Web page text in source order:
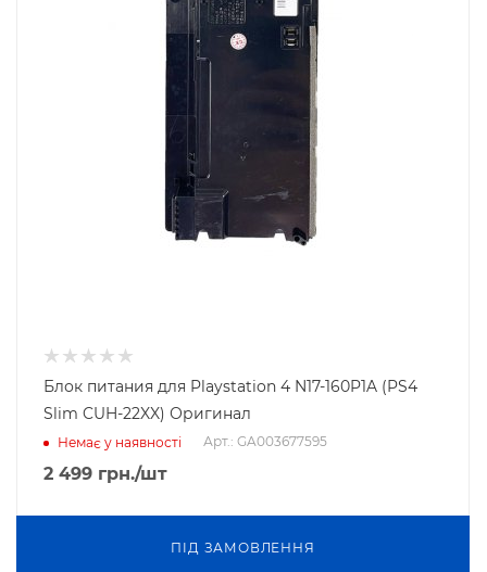
Блок питания для Playstation 4 N17-160P1A (PS4
Slim CUH-22XX) Оригинал
Немає у наявності Арт.: GA003677595
2 499 грн./шт
ПIД ЗАМОВЛЕННЯ